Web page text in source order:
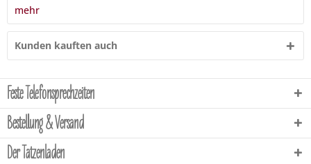
mehr
Kunden kauften auch
Feste Telefonsprechzeiten
Bestellung & Versand
Der Tatzenladen